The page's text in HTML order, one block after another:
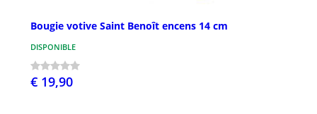
Bougie votive Saint Benoît encens 14 cm
DISPONIBLE
€ 19,90